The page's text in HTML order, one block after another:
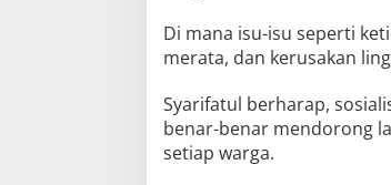
Di mana isu-isu seperti
merata, dan kerusakan
Syarifatul berharap,
benar-benar mendorong
setiap warga.